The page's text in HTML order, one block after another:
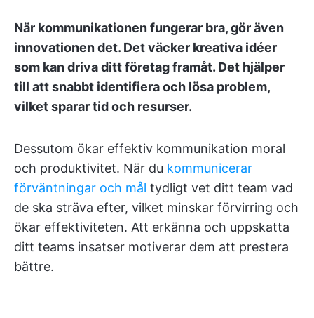
När kommunikationen fungerar bra, gör även
innovationen det. Det väcker kreativa idéer
som kan driva ditt företag framåt. Det hjälper
till att snabbt identifiera och lösa problem,
vilket sparar tid och resurser.
Dessutom ökar effektiv kommunikation moral
och produktivitet. När du kommunicerar
förväntningar och mål tydligt vet ditt team vad
de ska sträva efter, vilket minskar förvirring och
ökar effektiviteten. Att erkänna och uppskatta
ditt teams insatser motiverar dem att prestera
bättre.